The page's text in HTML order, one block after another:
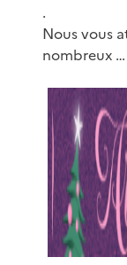
.
Nous vous
nombreux